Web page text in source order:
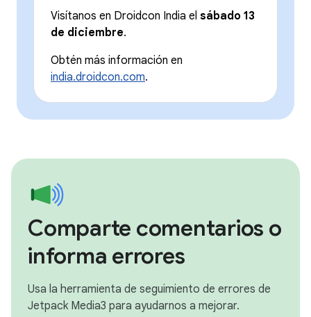
Visítanos en Droidcon India el sábado 13
de diciembre.
Obtén más información en
india.droidcon.com.
Comparte comentarios o
informa errores
Usa la herramienta de seguimiento de errores de
Jetpack Media3 para ayudarnos a mejorar.